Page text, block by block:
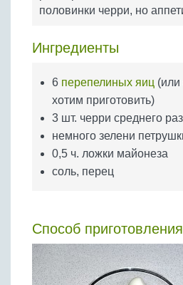
Бобовые
Крупы
половинки черри, но
Ингредиенты
6 перепелиных яиц (или
хотим приготовить)
3 шт. черри среднего
немного зелени
0,5 ч. ложки майонеза
соль, перец
Способ приготовления